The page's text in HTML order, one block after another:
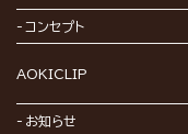
コンセプト
AOKICLIP
お知らせ